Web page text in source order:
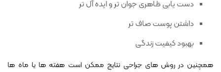
دست یابی ظاهری جوان تر و ایده آل تر
داشتن پوست صاف تر
بهبود کیفیت زندگی
همچنین در روش های جراحی نتایج ممکن است هفته ها یا ماه ها